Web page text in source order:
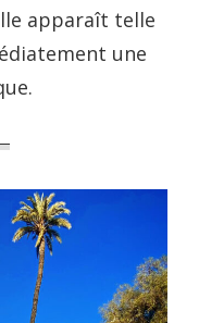
apparaît telle
une